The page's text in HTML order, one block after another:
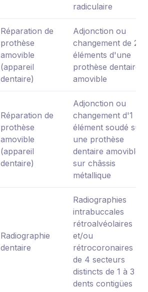
radiculaire
Réparation de
prothèse
amovible
(appareil
dentaire)
Adjonction ou
changement de 2
éléments d'une
prothèse dentaire
amovible
Réparation de
prothèse
amovible
(appareil
dentaire)
Adjonction ou
changement d'1
élément soudé sur
une prothèse
dentaire amovible
sur châssis
métallique
Radiographie
dentaire
Radiographies
intrabuccales
rétroalvéolaires
et/ou
rétrocoronaires
de 4 secteurs
distincts de 1 à 3
dents contigües